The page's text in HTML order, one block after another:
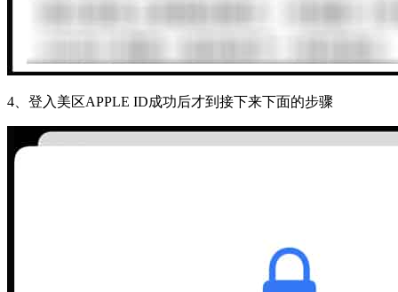
4、 登入美区APPLE ID成功后才到接下来下面的步骤